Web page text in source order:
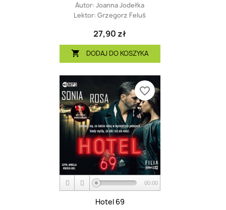
Autor: Joanna Jodełka
Lektor: Grzegorz Feluś
27,90 zł
 DODAJ DO KOSZYKA
00:00
Hotel 69
favorite_border